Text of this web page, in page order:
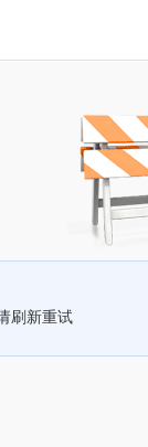
刷新重试